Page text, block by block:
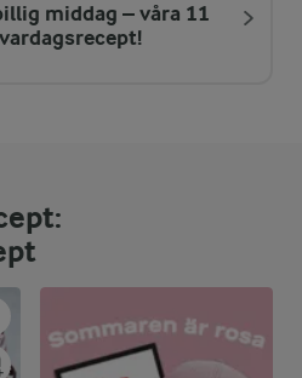
%
PORT
middag – våra 11